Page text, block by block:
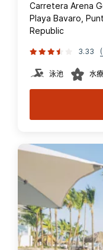
Carretera Arena
Playa Bavaro,
Republic
3.33
泳池 水